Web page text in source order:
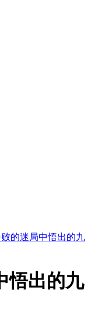
的迷局中悟出的九
悟出的九